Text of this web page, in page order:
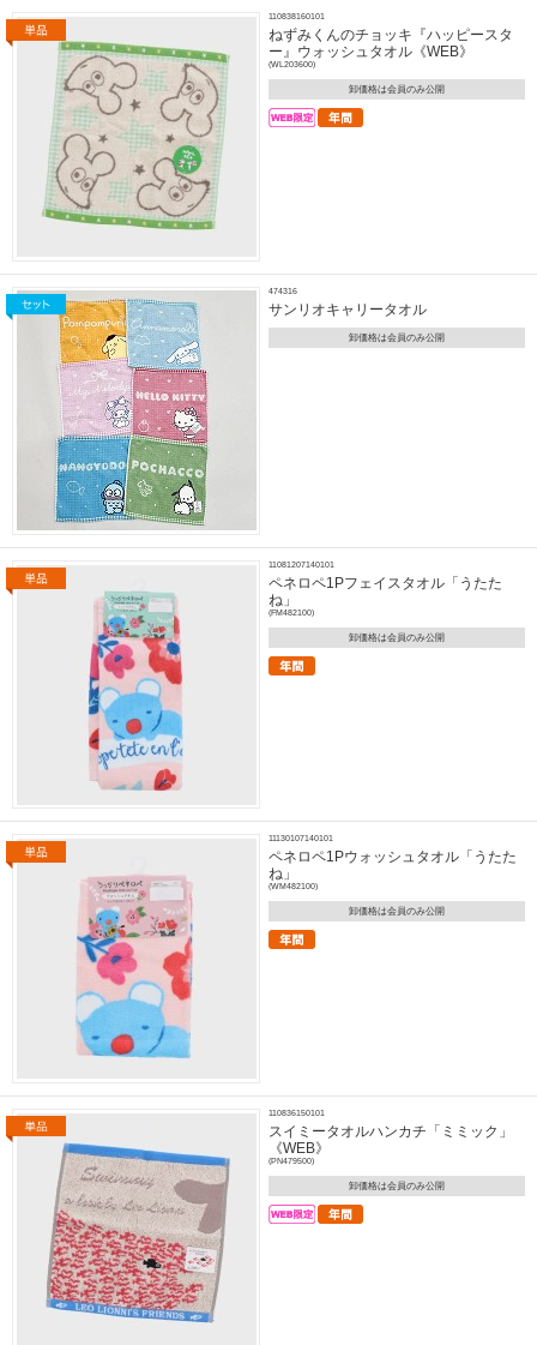
110838160101
ねずみくんのチョッキ『ハッピースタ
ー』ウォッシュタオル《WEB》
(WL203600)
卸価格は会員のみ公開
474316
サンリオキャリータオル
卸価格は会員のみ公開
11081207140101
ペネロペ1Pフェイスタオル「うたた
ね」
(FM482100)
卸価格は会員のみ公開
11130107140101
ペネロペ1Pウォッシュタオル「うたた
ね」
(WM482100)
卸価格は会員のみ公開
110836150101
スイミータオルハンカチ「ミミック」
《WEB》
(PN479500)
卸価格は会員のみ公開